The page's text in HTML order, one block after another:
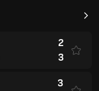
2
3
3